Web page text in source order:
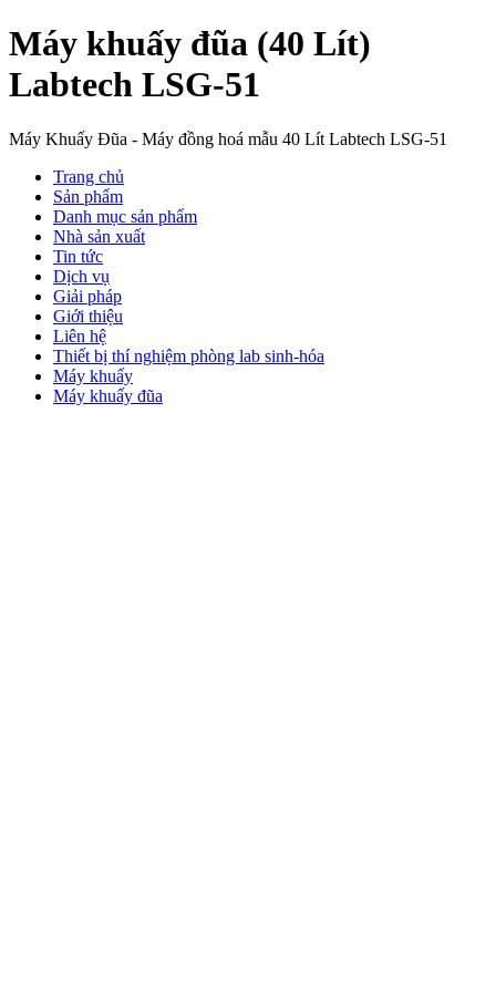
Máy khuấy đũa (40 Lít)
Labtech LSG-51
Máy Khuấy Đũa - Máy đồng hoá mẫu 40 Lít Labtech LSG-51
Trang chủ
Sản phẩm
Danh mục sản phẩm
Nhà sản xuất
Tin tức
Dịch vụ
Giải pháp
Giới thiệu
Liên hệ
Thiết bị thí nghiệm phòng lab sinh-hóa
Máy khuấy
Máy khuấy đũa